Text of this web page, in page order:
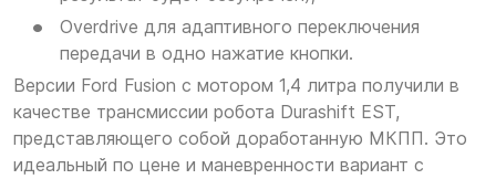
Overdrive для адаптивного переключения
передачи в одно нажатие кнопки.
Версии Ford Fusion с мотором 1,4 литра получили в
качестве трансмиссии робота Durashift EST,
представляющего собой доработанную МКПП. Это
идеальный по цене и маневренности вариант с